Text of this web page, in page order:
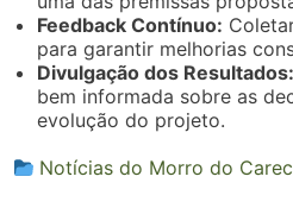
Feedback Contínuo:
para garantir melhorias
Divulgação dos Resultados:
bem informada sobre as
evolução do projeto.
Notícias do Morro do